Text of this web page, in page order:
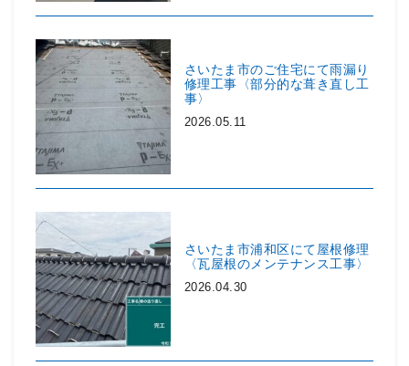
さいたま市のご住宅にて雨漏り
修理工事〈部分的な葺き直し工
事〉
2026.05.11
さいたま市浦和区にて屋根修理
〈瓦屋根のメンテナンス工事〉
2026.04.30